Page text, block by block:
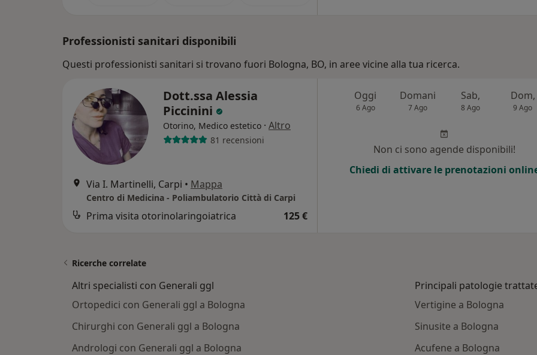
Professionisti sanitari disponibili
Questi professionisti sanitari si trovano fuori Bologna, BO, in aree vicine alla tua ricerca.
Dott.ssa Alessia
Piccinini
Otorino, Medico estetico · Altro
81 recensioni
Via I. Martinelli, Carpi • Mappa
Centro di Medicina - Poliambulatorio Città di Carpi
Prima visita otorinolaringoiatrica 125 €
Oggi
6 Ago
Domani
7 Ago
Sab,
8 Ago
Dom,
9 Ago
Non ci sono agende disponibili!
Chiedi di attivare le prenotazioni
Ricerche correlate
Altri specialisti con Generali ggl
Ortopedici con Generali ggl a Bologna
Chirurghi con Generali ggl a Bologna
Andrologi con Generali ggl a Bologna
Principali patologie
Vertigine a Bologna
Sinusite a Bologna
Acufene a Bologna